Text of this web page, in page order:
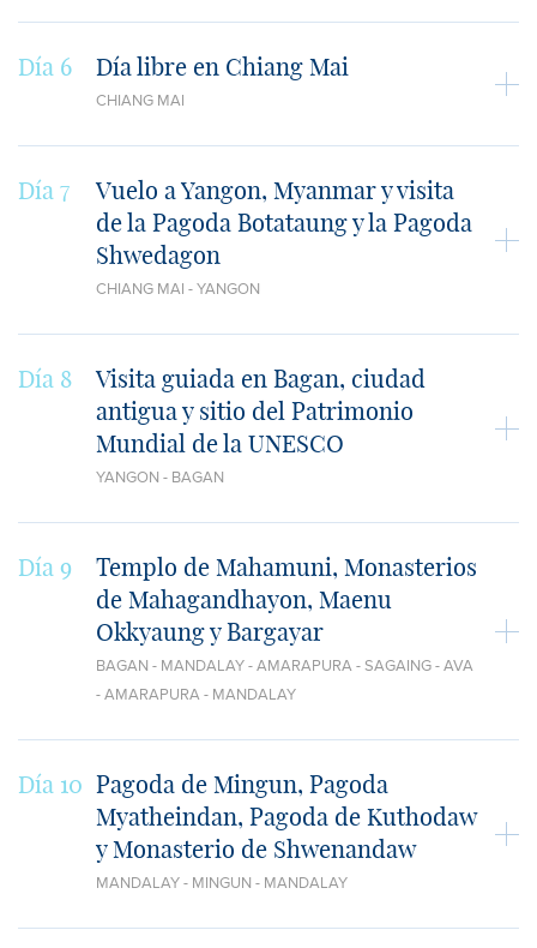
Día 6 Día libre en Chiang Mai
CHIANG MAI
Día 7
Vuelo a Yangon, Myanmar y visita
de la Pagoda Botataung y la Pagoda
Shwedagon
CHIANG MAI - YANGON
Día 8
Visita guiada en Bagan, ciudad
antigua y sitio del Patrimonio
Mundial de la UNESCO
YANGON - BAGAN
Día 9
Templo de Mahamuni, Monasterios
de Mahagandhayon, Maenu
Okkyaung y Bargayar
BAGAN - MANDALAY - AMARAPURA - SAGAING - AVA
- AMARAPURA - MANDALAY
Día 10 Pagoda de Mingun, Pagoda
Myatheindan, Pagoda de Kuthodaw
y Monasterio de Shwenandaw
MANDALAY - MINGUN - MANDALAY